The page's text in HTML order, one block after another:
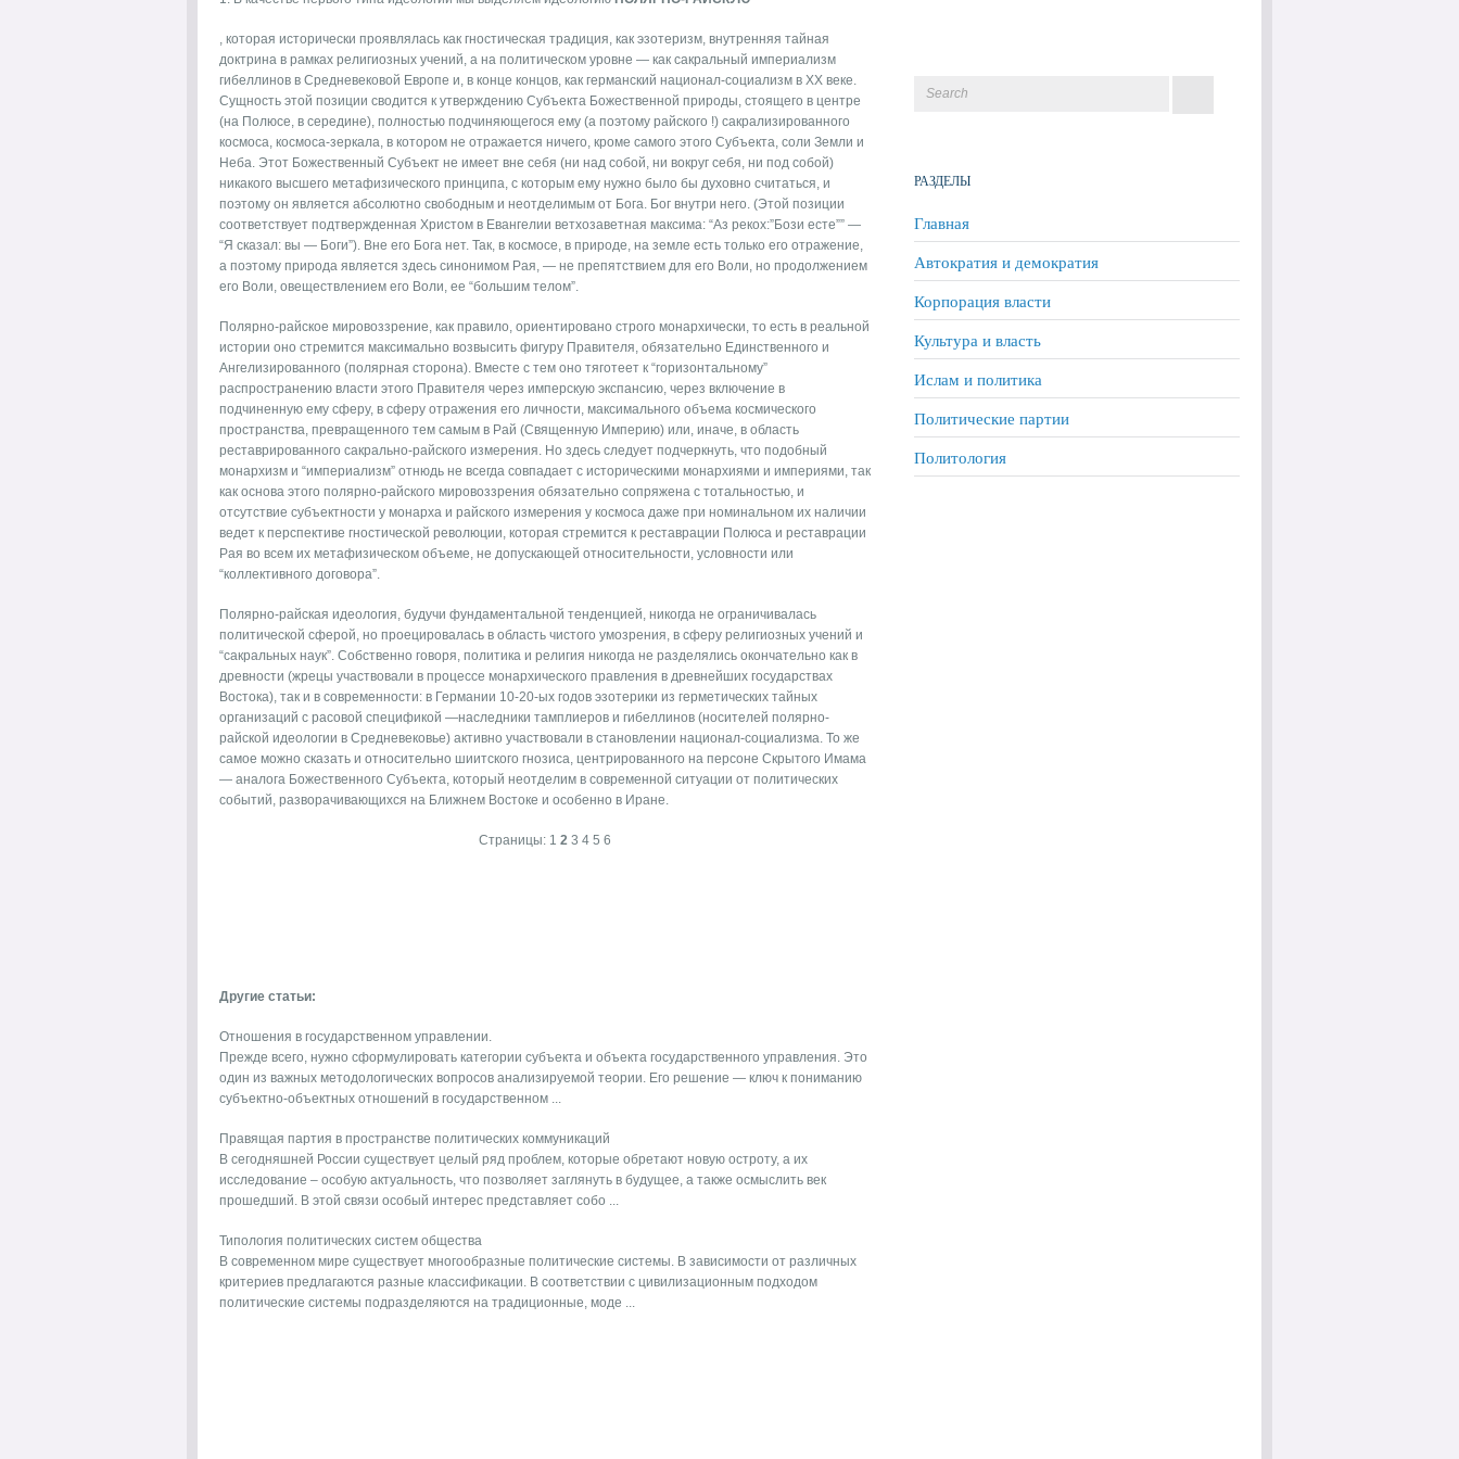
, которая исторически проявлялась как гностическая традиция, как эзотеризм, внутренняя тайная
доктрина в рамках религиозных учений, а на политическом уровне — как сакральный империализм
гибеллинов в Средневековой Европе и, в конце концов, как германский национал-социализм в ХХ веке.
Сущность этой позиции сводится к утверждению Субъекта Божественной природы, стоящего в центре
(на Полюсе, в середине), полностью подчиняющегося ему (а поэтому райского !) сакрализированного
космоса, космоса-зеркала, в котором не отражается ничего, кроме самого этого Субъекта, соли Земли и
Неба. Этот Божественный Субъект не имеет вне себя (ни над собой, ни вокруг себя, ни под собой)
никакого высшего метафизического принципа, с которым ему нужно было бы духовно считаться, и
поэтому он является абсолютно свободным и неотделимым от Бога. Бог внутри него. (Этой позиции
соответствует подтвержденная Христом в Евангелии ветхозаветная максима: “Аз рекох:”Бози есте”” —
“Я сказал: вы — Боги”). Вне его Бога нет. Так, в космосе, в природе, на земле есть только его отражение,
а поэтому природа является здесь синонимом Рая, — не препятствием для его Воли, но продолжением
его Воли, овеществлением его Воли, ее “большим телом”.
Полярно-райское мировоззрение, как правило, ориентировано строго монархически, то есть в реальной
истории оно стремится максимально возвысить фигуру Правителя, обязательно Единственного и
Ангелизированного (полярная сторона). Вместе с тем оно тяготеет к “горизонтальному”
распространению власти этого Правителя через имперскую экспансию, через включение в
подчиненную ему сферу, в сферу отражения его личности, максимального объема космического
пространства, превращенного тем самым в Рай (Священную Империю) или, иначе, в область
реставрированного сакрально-райского измерения. Но здесь следует подчеркнуть, что подобный
монархизм и “империализм” отнюдь не всегда совпадает с историческими монархиями и империями, так
как основа этого полярно-райского мировоззрения обязательно сопряжена с тотальностью, и
отсутствие субъектности у монарха и райского измерения у космоса даже при номинальном их наличии
ведет к перспективе гностической революции, которая стремится к реставрации Полюса и реставрации
Рая во всем их метафизическом объеме, не допускающей относительности, условности или
“коллективного договора”.
Полярно-райская идеология, будучи фундаментальной тенденцией, никогда не ограничивалась
политической сферой, но проецировалась в область чистого умозрения, в сферу религиозных учений и
“сакральных наук”. Собственно говоря, политика и религия никогда не разделялись окончательно как в
древности (жрецы участвовали в процессе монархического правления в древнейших государствах
Востока), так и в современности: в Германии 10-20-ых годов эзотерики из герметических тайных
организаций с расовой спецификой —наследники тамплиеров и гибеллинов (носителей полярно-
райской идеологии в Средневековье) активно участвовали в становлении национал-социализма. То же
самое можно сказать и относительно шиитского гнозиса, центрированного на персоне Скрытого Имама
— аналога Божественного Субъекта, который неотделим в современной ситуации от политических
событий, разворачивающихся на Ближнем Востоке и особенно в Иране.
Страницы: 1 2 3 4 5 6
Другие статьи:
Отношения в государственном управлении.
Прежде всего, нужно сформулировать категории субъекта и объекта государственного управления. Это
один из важных методологических вопросов анализируемой теории. Его решение — ключ к пониманию
субъектно-объектных отношений в государственном ...
Правящая партия в пространстве политических коммуникаций
В сегодняшней России существует целый ряд проблем, которые обретают новую остроту, а их
исследование – особую актуальность, что позволяет заглянуть в будущее, а также осмыслить век
прошедший. В этой связи особый интерес представляет собо ...
Типология политических систем общества
В современном мире существует многообразные политические системы. В зависимости от различных
критериев предлагаются разные классификации. В соответствии с цивилизационным подходом
политические системы подразделяются на традиционные, моде ...
РАЗДЕЛЫ
Главная
Автократия и демократия
Корпорация власти
Культура и власть
Ислам и политика
Политические партии
Политология